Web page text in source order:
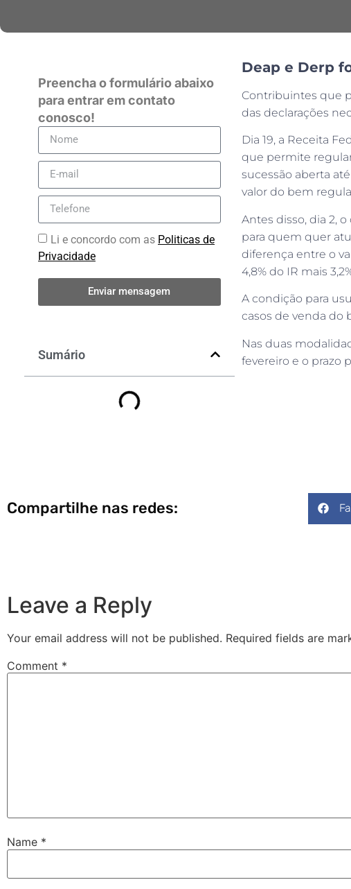
Preencha o formulário abaixo
para entrar em contato
conosco!
Li e concordo com as Politicas de
Privacidade
Enviar mensagem
Sumário
Deap e Derp
Contribuintes que
das declarações
Dia 19, a Receita
que permite
sucessão aberta
valor do bem
Antes disso, dia 2,
para quem quer
diferença entre o
4,8% do IR mais
A condição para
casos de venda do
Nas duas
fevereiro e o prazo
Compartilhe nas redes:
Leave a Reply
Your email address will not be published. Required fields are
Comment *
Name *